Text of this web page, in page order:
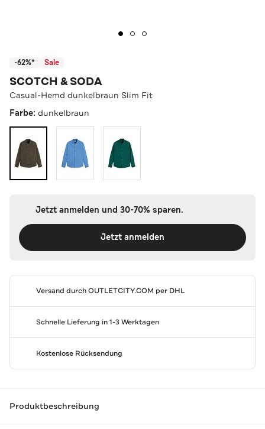
-62%* Sale
SCOTCH & SODA
Casual-Hemd dunkelbraun Slim Fit
Farbe: dunkelbraun
Jetzt anmelden und 30-70% sparen.
Jetzt anmelden
Versand durchOUTLETCITY.COM per DHL
Schnelle Lieferung in 1-3 Werktagen
Kostenlose Rücksendung
Produktbeschreibung